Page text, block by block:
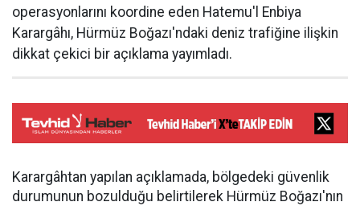
operasyonlarını koordine eden Hatemu'l Enbiya
Karargâhı, Hürmüz Boğazı'ndaki deniz trafiğine ilişkin
dikkat çekici bir açıklama yayımladı.
Karargâhtan yapılan açıklamada, bölgedeki güvenlik
durumunun bozulduğu belirtilerek Hürmüz Boğazı'nın